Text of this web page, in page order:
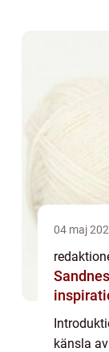
04 maj
Sandnes garn
känsla